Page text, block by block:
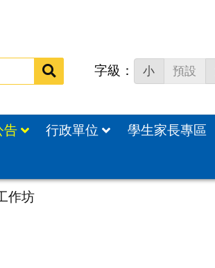
搜
字級： 小 預設
告 行政單位 學生家長專區
作坊